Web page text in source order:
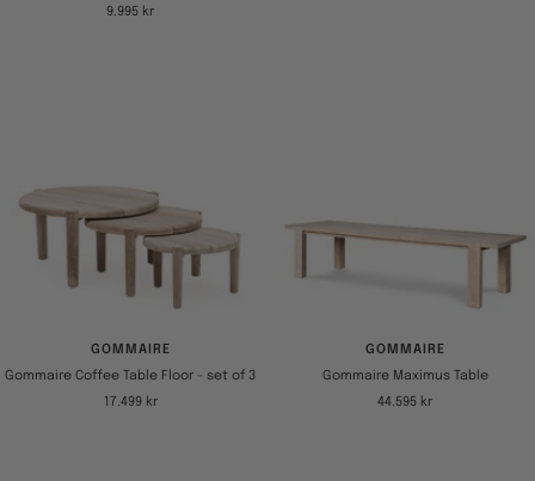
Tilbudspris
9.995 kr
GOMMAIRE
Gommaire Coffee Table Floor - set of 3
Tilbudspris
17.499 kr
GOMMAIRE
Gommaire Maximus Table
Tilbudspris
44.595 kr